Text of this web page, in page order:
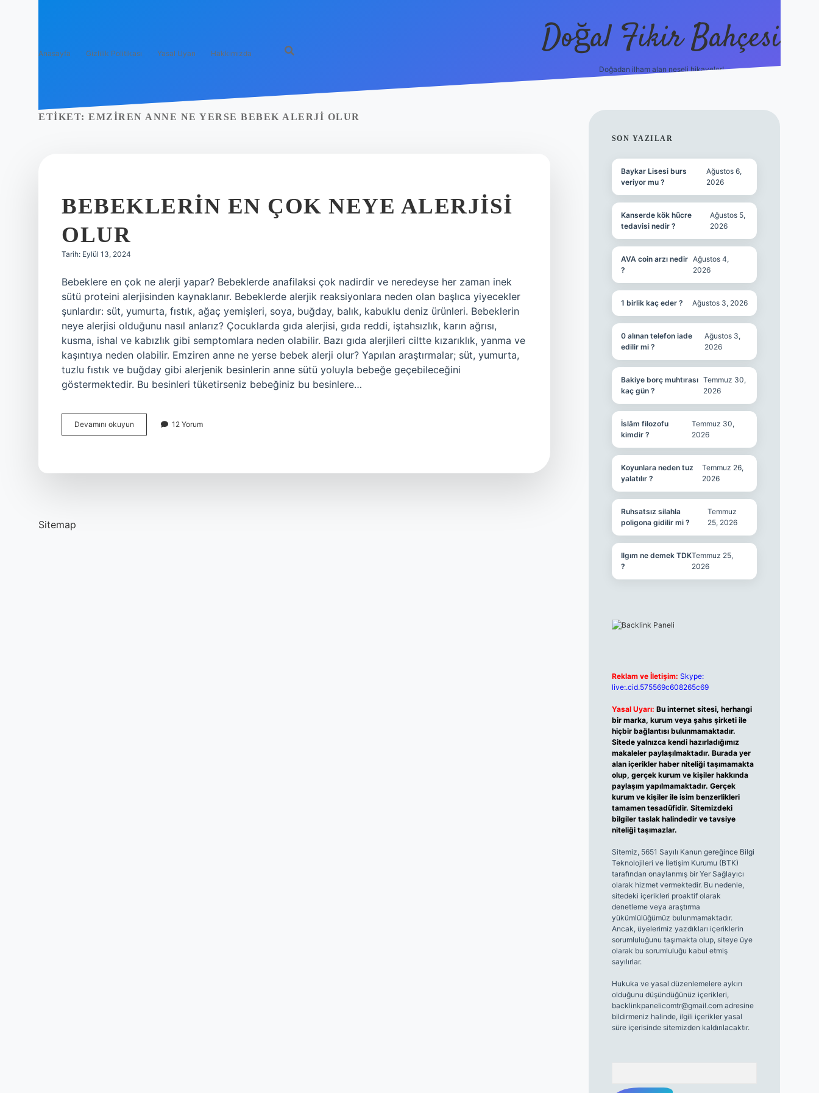
Anasayfa Gizlilik Politikası Yasal Uyarı Hakkımızda Doğal Fikir Bahçesi
Doğadan ilham alan neşeli hikayeler!
ETIKET: EMZIREN ANNE NE YERSE BEBEK ALERJI OLUR
BEBEKLERIN EN ÇOK NEYE ALERJISI
OLUR
Tarih: Eylül 13, 2024
Bebeklere en çok ne alerji yapar? Bebeklerde anafilaksi çok nadirdir ve neredeyse her zaman inek
sütü proteini alerjisinden kaynaklanır. Bebeklerde alerjik reaksiyonlara neden olan başlıca yiyecekler
şunlardır: süt, yumurta, fıstık, ağaç yemişleri, soya, buğday, balık, kabuklu deniz ürünleri. Bebeklerin
neye alerjisi olduğunu nasıl anlarız? Çocuklarda gıda alerjisi, gıda reddi, iştahsızlık, karın ağrısı,
kusma, ishal ve kabızlık gibi semptomlara neden olabilir. Bazı gıda alerjileri ciltte kızarıklık, yanma ve
kaşıntıya neden olabilir. Emziren anne ne yerse bebek alerji olur? Yapılan araştırmalar; süt, yumurta,
tuzlu fıstık ve buğday gibi alerjenik besinlerin anne sütü yoluyla bebeğe geçebileceğini
göstermektedir. Bu besinleri tüketirseniz bebeğiniz bu besinlere…
Devamını okuyun Bebeklerin
En
12 Yorum
Sitemap
SIDEBAR
SON YAZILAR
Baykar Lisesi burs
veriyor mu ?
Ağustos 6,
2026
Kanserde kök hücre
tedavisi nedir ?
Ağustos 5,
2026
AVA coin arzı nedir
?
Ağustos 4,
2026
1 birlik kaç eder ? Ağustos 3, 2026
0 alınan telefon iade
edilir mi ?
Ağustos 3,
2026
Bakiye borç muhtırası
kaç gün ?
Temmuz 30,
2026
İslâm filozofu
kimdir ?
Temmuz 30,
2026
Koyunlara neden tuz
yalatılır ?
Temmuz 26,
2026
Ruhsatsız silahla
poligona gidilir mi ?
Temmuz
25, 2026
Ilgım ne demek TDK
?
Temmuz 25,
2026
Reklam ve İletişim: Skype:
live:.cid.575569c608265c69
Yasal Uyarı: Bu internet sitesi, herhangi
bir marka, kurum veya şahıs şirketi ile
hiçbir bağlantısı bulunmamaktadır.
Sitede yalnızca kendi hazırladığımız
makaleler paylaşılmaktadır. Burada yer
alan içerikler haber niteliği taşımamakta
olup, gerçek kurum ve kişiler hakkında
paylaşım yapılmamaktadır. Gerçek
kurum ve kişiler ile isim benzerlikleri
tamamen tesadüfidir. Sitemizdeki
bilgiler taslak halindedir ve tavsiye
niteliği taşımazlar.
Sitemiz, 5651 Sayılı Kanun gereğince Bilgi
Teknolojileri ve İletişim Kurumu (BTK)
tarafından onaylanmış bir Yer Sağlayıcı
olarak hizmet vermektedir. Bu nedenle,
sitedeki içerikleri proaktif olarak
denetleme veya araştırma
yükümlülüğümüz bulunmamaktadır.
Ancak, üyelerimiz yazdıkları içeriklerin
sorumluluğunu taşımakta olup, siteye üye
olarak bu sorumluluğu kabul etmiş
sayılırlar.
Hukuka ve yasal düzenlemelere aykırı
olduğunu düşündüğünüz içerikleri,
backlinkpanelicomtr@gmail.comadresine
bildirmeniz halinde, ilgili içerikler yasal
süre içerisinde sitemizden kaldırılacaktır.